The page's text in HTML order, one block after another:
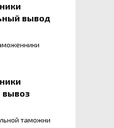
вывод
вывоз
таможни